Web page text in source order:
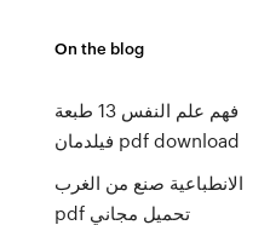
On the blog
فهم علم النفس 13 طبعة
فيلدمان pdf download
الانطباعية صنع من الغرب
pdf تحميل مجاني